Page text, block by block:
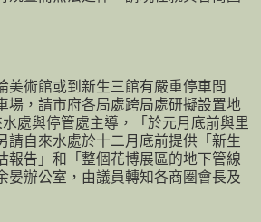
美術館或到新生三館有嚴重停車問
場，請市府各局處跨局處研擬設置地
處與停管處主導，「於元月底前與里
請自來水處於十二月底前提供「新生
報告」和「整個花博展區的地下管線
晏辦公室，由議員轉知各商圈會長及